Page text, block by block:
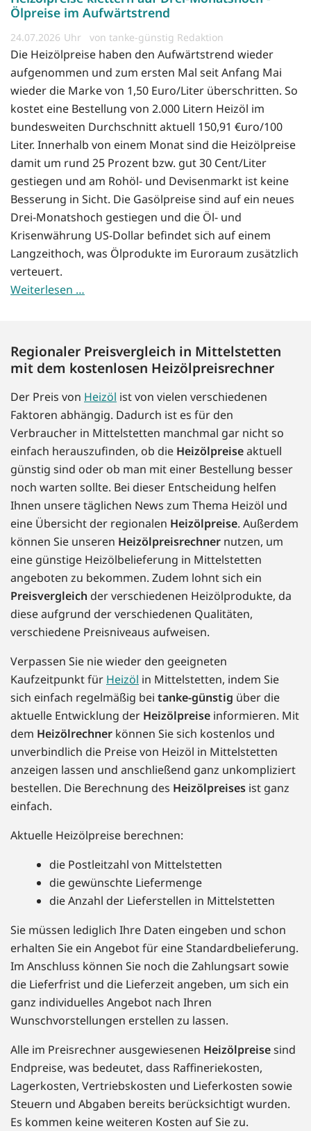
Ölpreise im Aufwärtstrend
24.07.2026 von tanke-günstig Redaktion
Die Heizölpreise haben den Aufwärtstrend wieder
aufgenommen und zum ersten Mal seit Anfang Mai
wieder die Marke von 1,50 Euro/Liter überschritten. So
kostet eine Bestellung von 2.000 Litern Heizöl im
bundesweiten Durchschnitt aktuell 150,91 €uro/100
Liter. Innerhalb von einem Monat sind die Heizölpreise
damit um rund 25 Prozent bzw. gut 30 Cent/Liter
gestiegen und am Rohöl- und Devisenmarkt ist keine
Besserung in Sicht. Die Gasölpreise sind auf ein neues
Drei-Monatshoch gestiegen und die Öl- und
Krisenwährung US-Dollar befindet sich auf einem
Langzeithoch, was Ölprodukte im Euroraum zusätzlich
verteuert.
Weiterlesen …
Regionaler Preisvergleich in Mittelstetten
mit dem kostenlosen Heizölpreisrechner
Der Preis von Heizöl ist von vielen verschiedenen
Faktoren abhängig. Dadurch ist es für den
Verbraucher in Mittelstetten manchmal gar nicht so
einfach herauszufinden, ob die Heizölpreiseaktuell
günstig sind oder ob man mit einer Bestellung besser
noch warten sollte. Bei dieser Entscheidung helfen
Ihnen unsere täglichen News zum Thema Heizöl und
eine Übersicht der regionalen Heizölpreise. Außerdem
können Sie unseren Heizölpreisrechner nutzen, um
eine günstige Heizölbelieferung in Mittelstetten
angeboten zu bekommen. Zudem lohnt sich ein
Preisvergleich der verschiedenen Heizölprodukte, da
diese aufgrund der verschiedenen Qualitäten,
verschiedene Preisniveaus aufweisen.
Verpassen Sie nie wieder den geeigneten
Kaufzeitpunkt für Heizöl in Mittelstetten, indem Sie
sich einfach regelmäßig bei tanke-günstig über die
aktuelle Entwicklung der Heizölpreise informieren. Mit
dem Heizölrechner können Sie sich kostenlos und
unverbindlich die Preise von Heizöl in Mittelstetten
anzeigen lassen und anschließend ganz unkompliziert
bestellen. Die Berechnung des Heizölpreises ist ganz
einfach.
Aktuelle Heizölpreise berechnen:
die Postleitzahl von Mittelstetten
die gewünschte Liefermenge
die Anzahl der Lieferstellen in Mittelstetten
Sie müssen lediglich Ihre Daten eingeben und schon
erhalten Sie ein Angebot für eine Standardbelieferung.
Im Anschluss können Sie noch die Zahlungsart sowie
die Lieferfrist und die Lieferzeit angeben, um sich ein
ganz individuelles Angebot nach Ihren
Wunschvorstellungen erstellen zu lassen.
Alle im Preisrechner ausgewiesenen Heizölpreisesind
Endpreise, was bedeutet, dass Raffineriekosten,
Lagerkosten, Vertriebskosten und Lieferkosten sowie
Steuern und Abgaben bereits berücksichtigt wurden.
Es kommen keine weiteren Kosten auf Sie zu.